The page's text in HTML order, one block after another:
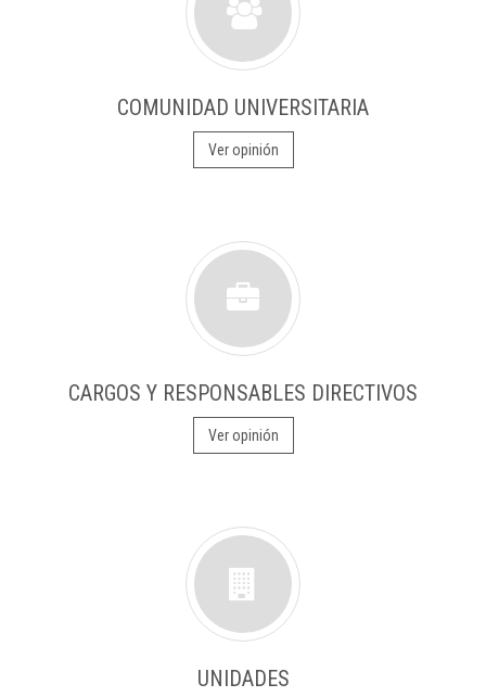
COMUNIDAD UNIVERSITARIA
Ver opinión
CARGOS Y RESPONSABLES DIRECTIVOS
Ver opinión
UNIDADES